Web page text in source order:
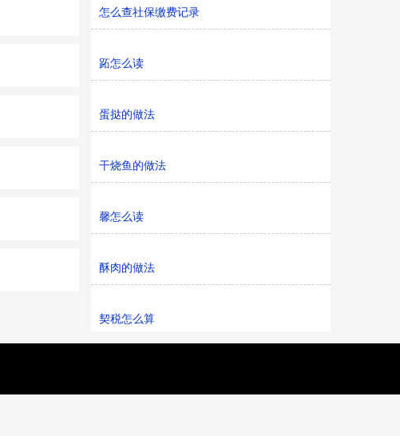
怎么查社保缴费记录
跖怎么读
蛋挞的做法
干烧鱼的做法
馨怎么读
酥肉的做法
契税怎么算